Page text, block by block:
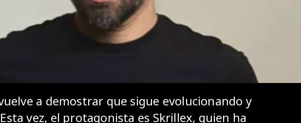
a demostrar que sigue evolucionando y
vez, el protagonista es Skrillex, quien ha